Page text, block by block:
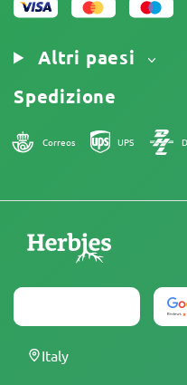
Altri paesi
Spedizione
Correos UPS
Italy